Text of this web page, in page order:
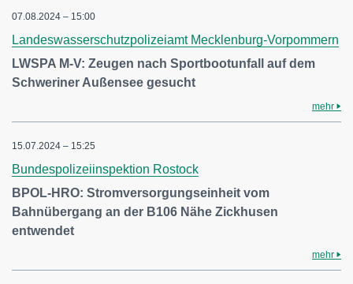
07.08.2024 – 15:00
Landeswasserschutzpolizeiamt Mecklenburg-Vorpommern
LWSPA M-V: Zeugen nach Sportbootunfall auf dem
Schweriner Außensee gesucht
mehr
15.07.2024 – 15:25
Bundespolizeiinspektion Rostock
BPOL-HRO: Stromversorgungseinheit vom
Bahnübergang an der B106 Nähe Zickhusen
entwendet
mehr